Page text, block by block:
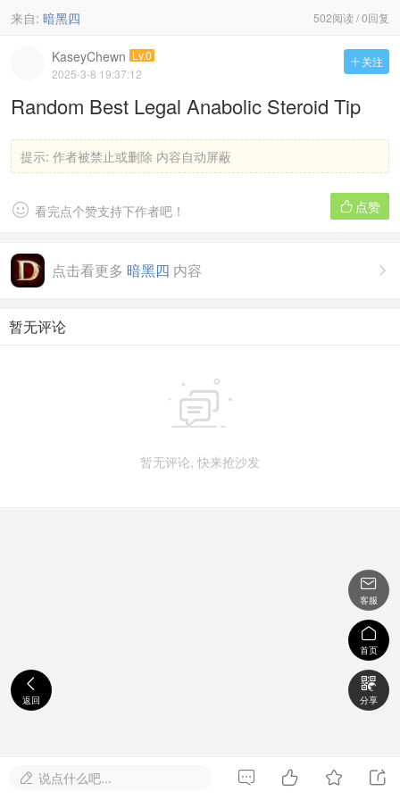
502阅读 / 0回复
来自: 暗黑四
 关注
KaseyChewn Lv.0
2025-3-8 19:37:12
Random Best Legal Anabolic Steroid Tip
提示: 作者被禁止或删除 内容自动屏蔽
 点赞
 看完点个赞支持下作者吧！

点击看更多 暗黑四 内容
暂无评论

暂无评论, 快来抢沙发

返回

客服

首页

分享
 说点什么吧...    